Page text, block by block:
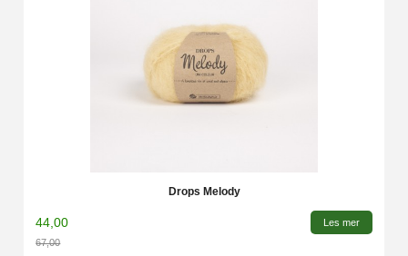
Drops Melody
44,00
67,00
Les mer